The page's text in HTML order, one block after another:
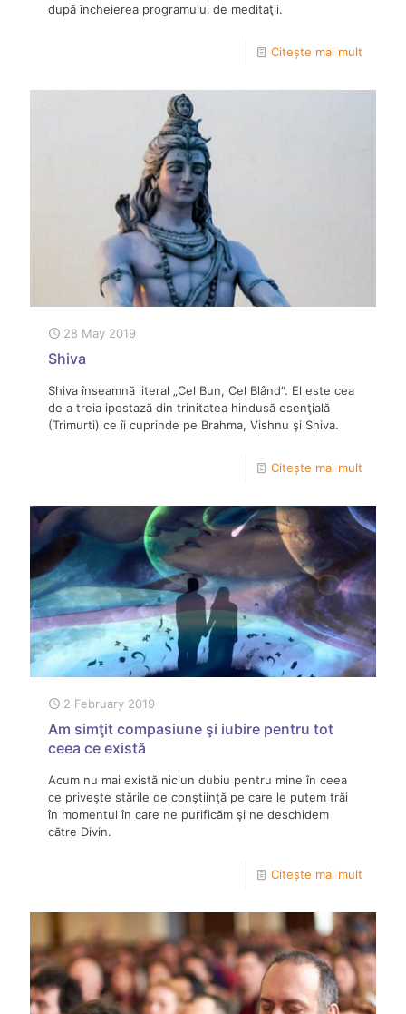
după încheierea programului de meditaţii.
Citește mai mult
28 May 2019
Shiva
Shiva înseamnă literal „Cel Bun, Cel Blând“. El este cea
de a treia ipostază din trinitatea hindusă esenţială
(Trimurti) ce îi cuprinde pe Brahma, Vishnu şi Shiva.
Citește mai mult
2 February 2019
Am simţit compasiune şi iubire pentru tot
ceea ce există
Acum nu mai există niciun dubiu pentru mine în ceea
ce priveşte stările de conştiinţă pe care le putem trăi
în momentul în care ne purificăm şi ne deschidem
către Divin.
Citește mai mult